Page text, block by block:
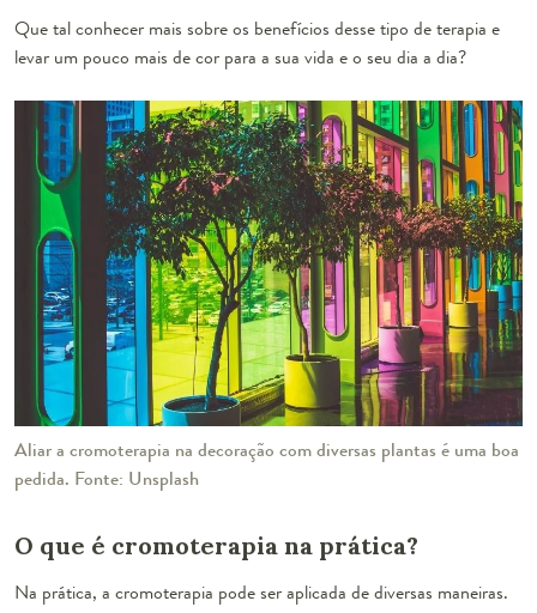
Que tal conhecer mais sobre os benefícios desse tipo de terapia e
levar um pouco mais de cor para a sua vida e o seu dia a dia?
Aliar a cromoterapia na decoração com diversas plantas é uma boa
pedida. Fonte: Unsplash
O que é cromoterapia na prática?
Na prática, a cromoterapia pode ser aplicada de diversas maneiras.